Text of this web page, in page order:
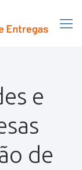
e
de